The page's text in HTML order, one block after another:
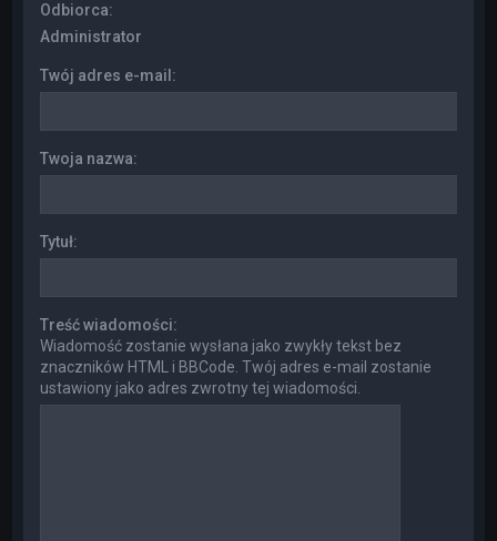
Odbiorca:
Administrator
Twój adres e-mail:
Twoja nazwa:
Tytuł:
Treść wiadomości:
Wiadomość zostanie wysłana jako zwykły tekst bez
znaczników HTML i BBCode. Twój adres e-mail zostanie
ustawiony jako adres zwrotny tej wiadomości.